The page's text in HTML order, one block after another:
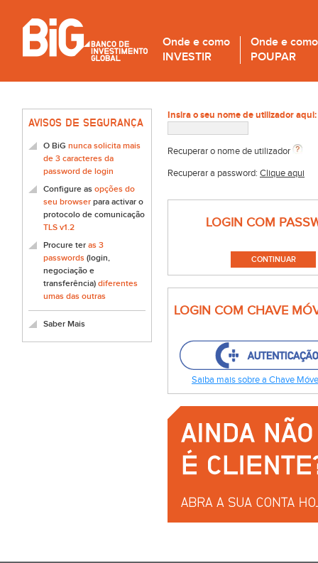
Onde e como
INVESTIR
Onde e como
POUPAR
AVISOS DE SEGURANÇA
O BiG nunca solicita mais
de 3 caracteres da
password de login
Configure as opções do
seu browser para activar o
protocolo de comunicação
TLS v1.2
Procure ter as 3
passwords (login,
negociação e
transferência) diferentes
umas das outras
Saber Mais
Insira o seu nome de utilizador aqui:
Recuperar o nome de utilizador
Recuperar a password: Clique aqui
LOGIN COM
LOGIN COM CHAVE
Saiba mais sobre a Chave